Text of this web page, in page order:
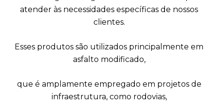
atender às necessidades específicas de nossos
clientes.
Esses produtos são utilizados principalmente em
asfalto modificado,
que é amplamente empregado em projetos de
infraestrutura, como rodovias,